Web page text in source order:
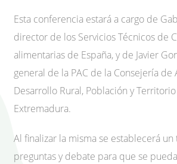
Esta conferencia estará a cargo de
director de los Servicios Técnicos de
alimentarias de España, y de Javier
general de la PAC de la Consejería de
Desarrollo Rural, Población y
Extremadura.
Al finalizar la misma se establecerá
preguntas y debate para que se